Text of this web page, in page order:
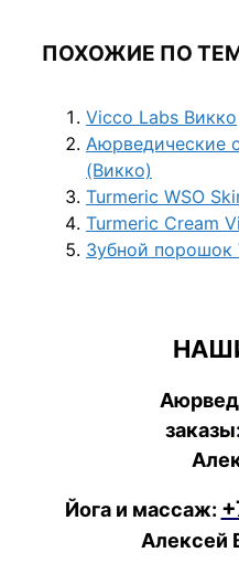
ПОХОЖИЕ ПО
Vicco Labs Викко
Аюрведические
(Викко)
Turmeric WSO
Turmeric Cream
Зубной порошок
заказы:
Йога и массаж:
Алексей